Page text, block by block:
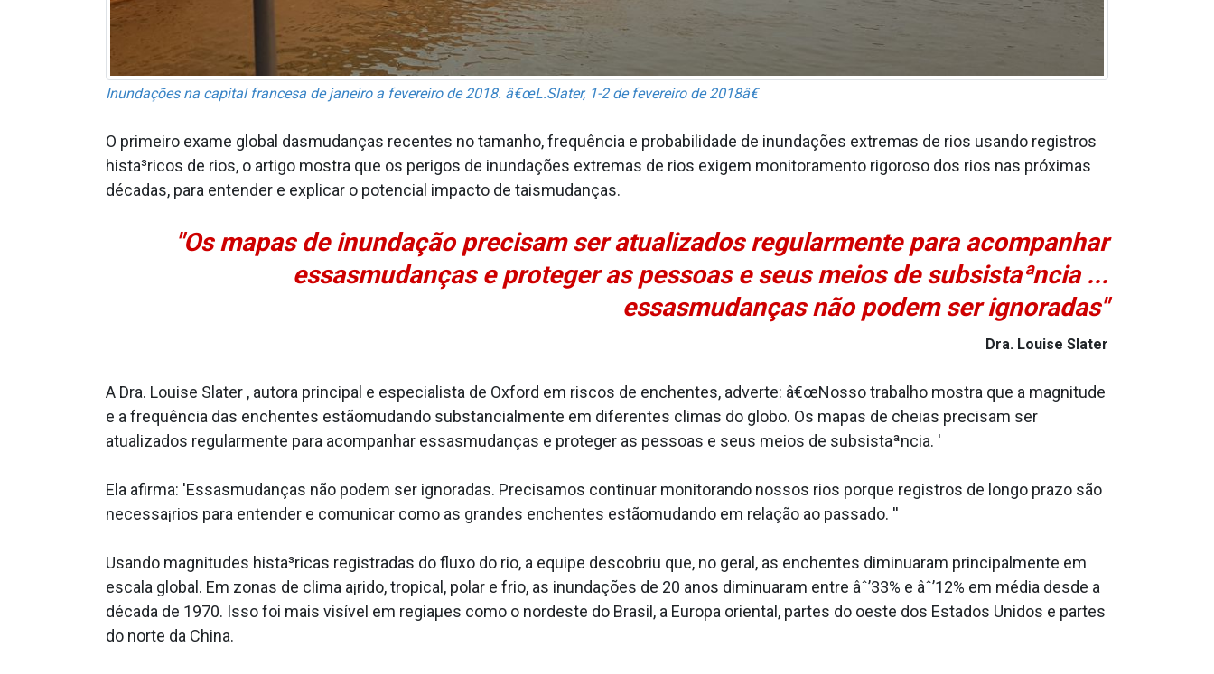
Inundações na capital francesa de janeiro a fevereiro de 2018. â€œL.Slater, 1-2 de fevereiro de 2018â€
O primeiro exame global dasmudanças recentes no tamanho, frequência e probabilidade de inundações extremas de rios usando registros
hista³ricos de rios, o artigo mostra que os perigos de inundações extremas de rios exigem monitoramento rigoroso dos rios nas próximas
décadas, para entender e explicar o potencial impacto de taismudanças.
"Os mapas de inundação precisam ser atualizados regularmente para acompanhar
essasmudanças e proteger as pessoas e seus meios de subsistaªncia ...
essasmudanças não podem ser ignoradas"
Dra. Louise Slater
A Dra. Louise Slater , autora principal e especialista de Oxford em riscos de enchentes, adverte: â€œNosso trabalho mostra que a magnitude
e a frequência das enchentes estãomudando substancialmente em diferentes climas do globo. Os mapas de cheias precisam ser
atualizados regularmente para acompanhar essasmudanças e proteger as pessoas e seus meios de subsistaªncia. '
Ela afirma: 'Essasmudanças não podem ser ignoradas. Precisamos continuar monitorando nossos rios porque registros de longo prazo são
necessa¡rios para entender e comunicar como as grandes enchentes estãomudando em relação ao passado. ''
Usando magnitudes hista³ricas registradas do fluxo do rio, a equipe descobriu que, no geral, as enchentes diminua­ram principalmente em
escala global. Em zonas de clima a¡rido, tropical, polar e frio, as inundações de 20 anos diminua­ram entre âˆ’33% e âˆ’12% em média desde a
década de 1970. Isso foi mais visível em regiaµes como o nordeste do Brasil, a Europa oriental, partes do oeste dos Estados Unidos e partes
do norte da China.